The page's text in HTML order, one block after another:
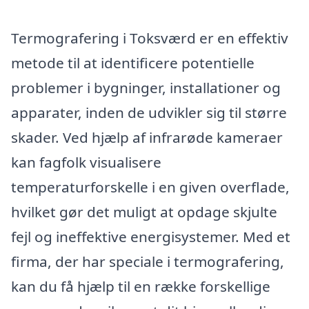
Termografering i Toksværd er en effektiv
metode til at identificere potentielle
problemer i bygninger, installationer og
apparater, inden de udvikler sig til større
skader. Ved hjælp af infrarøde kameraer
kan fagfolk visualisere
temperaturforskelle i en given overflade,
hvilket gør det muligt at opdage skjulte
fejl og ineffektive energisystemer. Med et
firma, der har speciale i termografering,
kan du få hjælp til en række forskellige